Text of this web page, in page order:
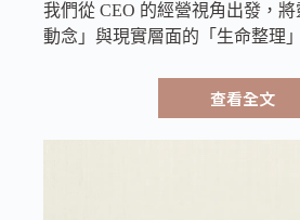
我們從 CEO 的經營視角出發，
動念」與現實層面的「生命整理
查看全文